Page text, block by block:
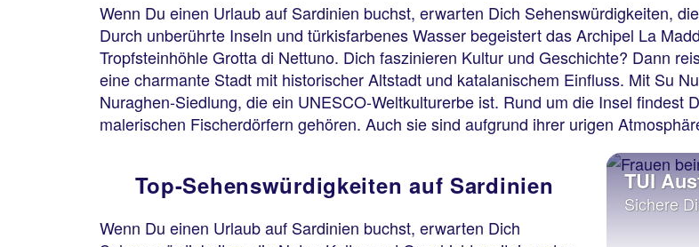
Wenn Du einen Urlaub auf Sardinien buchst, erwarten Dich Sehenswürdigkeiten,
Durch unberührte Inseln und türkisfarbenes Wasser begeistert das Archipel La
Tropfsteinhöhle Grotta di Nettuno. Dich faszinieren Kultur und Geschichte? Dann
eine charmante Stadt mit historischer Altstadt und katalanischem Einfluss. Mit Su
Nuraghen-Siedlung, die ein UNESCO-Weltkulturerbe ist. Rund um die Insel findest
malerischen Fischerdörfern gehören. Auch sie sind aufgrund ihrer urigen
Top-Sehenswürdigkeiten auf Sardinien
Wenn Du einen Urlaub auf Sardinien buchst, erwarten Dich
TUI
Sichere